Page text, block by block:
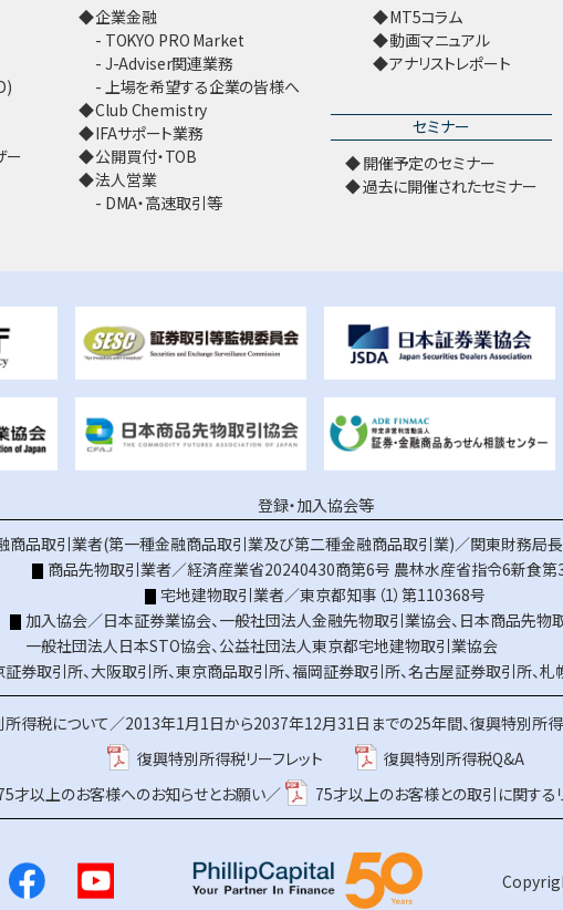
ー
企業金融
TOKYO PRO Market
J-Adviser関連業務
上場を希望する企業の皆様へ
Club Chemistry
IFAサポート業務
公開買付・TOB
法人営業
DMA・高速取引等
MT5コラム
動画マニュアル
アナリストレポート
セミナー
開催予定のセミナー
過去に開催されたセミナー
登録・加入協会等
商品取引業者(第一種金融商品取引業及び第二種金融商品取引業)／関東財務局長
商品先物取引業者／経済産業省20240430商第6号 農林水産省指令6新食第
宅地建物取引業者／東京都知事（1）第110368号
加入協会／日本証券業協会、一般社団法人金融先物取引業協会、 日本商品先物
一般社団法人日本STO協会、公益社団法人東京都宅地建物取引業協会
証券取引所、大阪取引所、東京商品取引所、福岡証券取引所、名古屋証券取引所、札
得税について／2013年1月1日から2037年12月31日までの25年間、復興特別所得
復興特別所得税リーフレット
復興特別所得税Q&A
才以上のお客様へのお知らせとお願い／
75才以上のお客様との取引に関する